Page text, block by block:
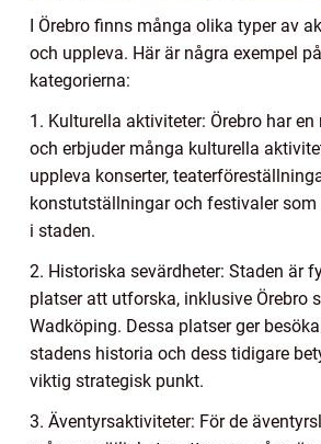
I Örebro finns många olika typer av
och uppleva. Här är några exempel
kategorierna:
1. Kulturella aktiviteter: Örebro har
och erbjuder många kulturella
uppleva konserter,
konstutställningar och festivaler
i staden.
2. Historiska sevärdheter: Staden är
platser att utforska, inklusive Örebro
Wadköping. Dessa platser ger
stadens historia och dess tidigare
viktig strategisk punkt.
3. Äventyrsaktiviteter: För de